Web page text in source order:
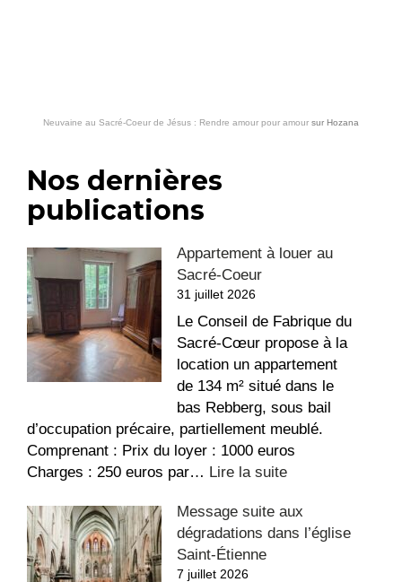
Neuvaine au Sacré-Coeur de Jésus : Rendre amour pour amour sur Hozana
Nos dernières
publications
Appartement à louer au
Sacré-Coeur
31 juillet 2026
Le Conseil de Fabrique du
Sacré-Cœur propose à la
location un appartement
de 134 m² situé dans le
bas Rebberg, sous bail
d’occupation précaire, partiellement meublé.
Comprenant : Prix du loyer : 1000 euros
Charges : 250 euros par… Lire la suite:
à
louer
Message suite aux
dégradations dans l’église
Saint-Étienne
7 juillet 2026